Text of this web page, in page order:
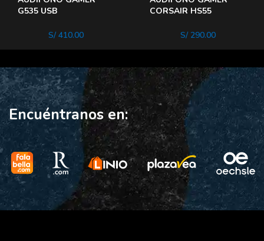
G535 USB
STATION 5 PC
S/410.00
CORSAIR HS55
DOLBY 7.1
S/290.00
Encuéntranos en: